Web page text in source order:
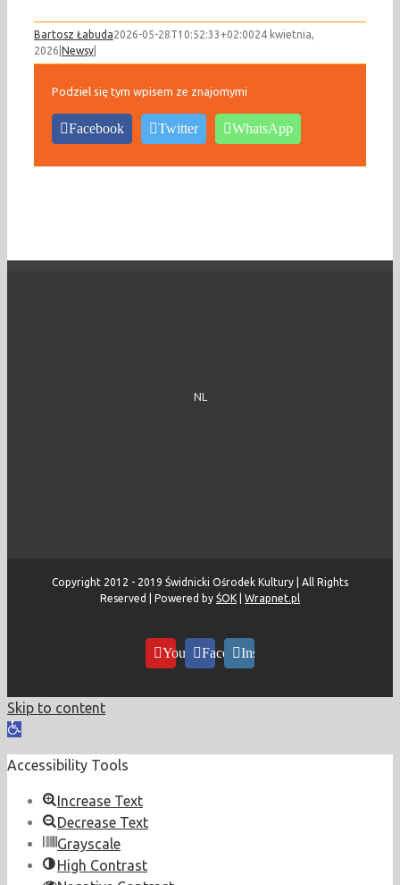
Bartosz Łabuda2026-05-28T10:52:33+02:0024 kwietnia,
2026 Newsy
Podziel się tym wpisem ze znajomymi
Facebook Twitter WhatsApp
NL
Copyright 2012 - 2019 Świdnicki Ośrodek Kultury | All Rights
Reserved | Powered by ŚOK Wrapnet.pl
YouTubeFacebookInstagram
Skip to content
Open
Accessibility Tools
Increase Text
Decrease Text
Grayscale
High Contrast